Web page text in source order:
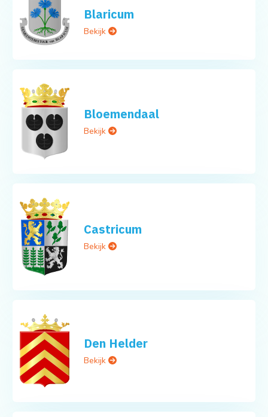
Blaricum
Bekijk
Bloemendaal
Bekijk
Castricum
Bekijk
Den Helder
Bekijk